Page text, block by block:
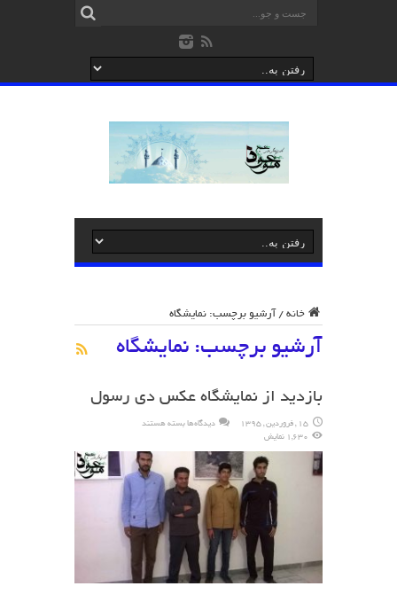
خانه / آرشیو برچسب: نمایشگاه
آرشیو برچسب: نمایشگاه
بازدید از نمایشگاه عکس دی رسول
15 , فروردین , 1395 دیدگاه‌ها برای
نمایشگاه
دی
رسول
بسته هستند
1,630 نمایش